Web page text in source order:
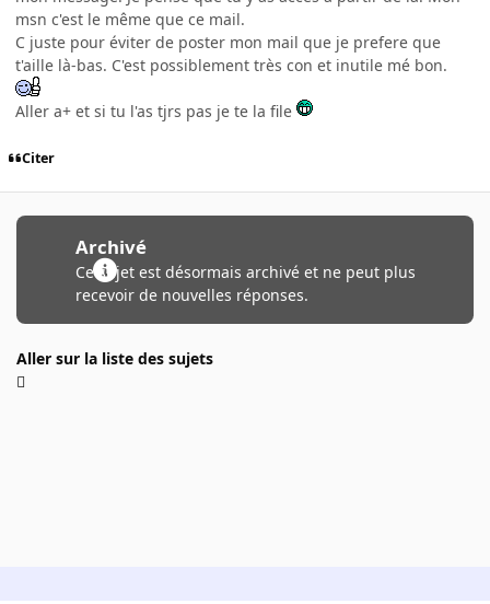
msn c'est le même que ce mail.
C juste pour éviter de poster mon mail que je prefere que
t'aille là-bas. C'est possiblement très con et inutile mé bon.
Aller a+ et si tu l'as tjrs pas je te la file
Citer
Archivé
Ce sujet est désormais archivé et ne peut plus
recevoir de nouvelles réponses.
Aller sur la liste des sujets